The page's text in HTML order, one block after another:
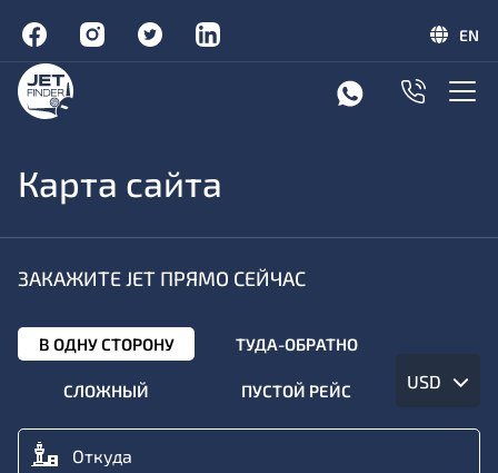
EN
Карта сайта
ЗАКАЖИТЕ JET ПРЯМО СЕЙЧАС
В ОДНУ СТОРОНУ ТУДА-ОБРАТНО
СЛОЖНЫЙ ПУСТОЙ РЕЙС USD